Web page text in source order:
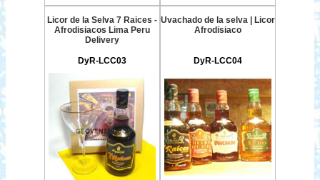
Licor de la Selva 7 Raices -
Afrodisiacos Lima Peru
Delivery
DyR-LCC03
Uvachado de la selva | Licor
Afrodisiaco
DyR-LCC04